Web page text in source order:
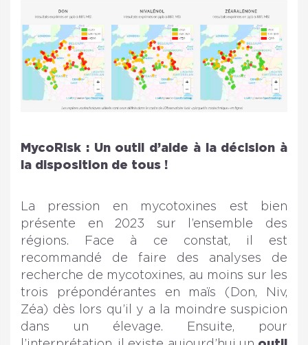
MycoRisk : Un outil d’aide à la décision à
la disposition de tous !
La pression en mycotoxines est bien
présente en 2023 sur l’ensemble des
régions. Face à ce constat, il est
recommandé de faire des analyses de
recherche de mycotoxines, au moins sur les
trois prépondérantes en maïs (Don, Niv,
Zéa) dès lors qu’il y a la moindre suspicion
dans un élevage. Ensuite, pour